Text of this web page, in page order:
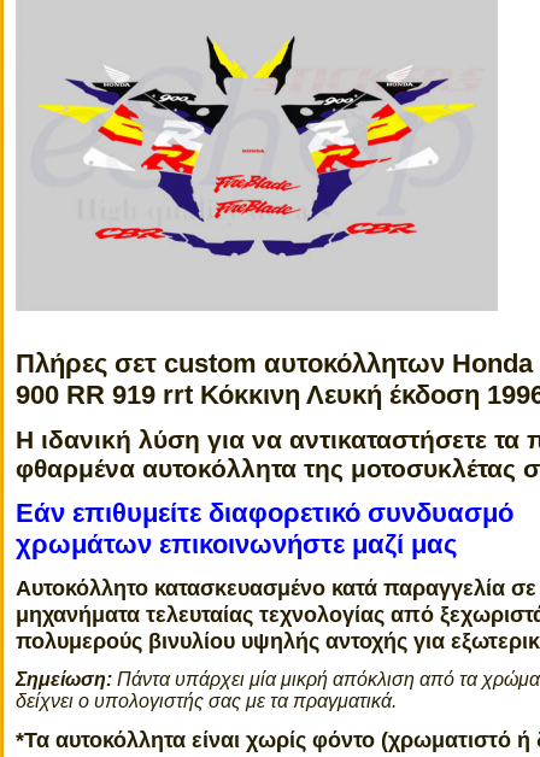
Πλήρες σετ custom αυτοκόλλητων Honda
900 RR 919 rrt Κόκκινη Λευκή έκδοση
Η ιδανική λύση για να αντικαταστήσετε τα
φθαρμένα αυτοκόλλητα της μοτοσυκλέτας
Εάν επιθυμείτε διαφορετικό συνδυασμό
χρωμάτων επικοινωνήστε μαζί μας
Αυτοκόλλητο κατασκευασμένο κατά παραγγελία σε
μηχανήματα τελευταίας τεχνολογίας από
πολυμερούς βινυλίου υψηλής αντοχής για
Σημείωση: Πάντα υπάρχει μία μικρή απόκλιση από τα
δείχνει ο υπολογιστής σας με τα πραγματικά.
*Τα αυτοκόλλητα είναι χωρίς φόντο (χρωματιστό ή